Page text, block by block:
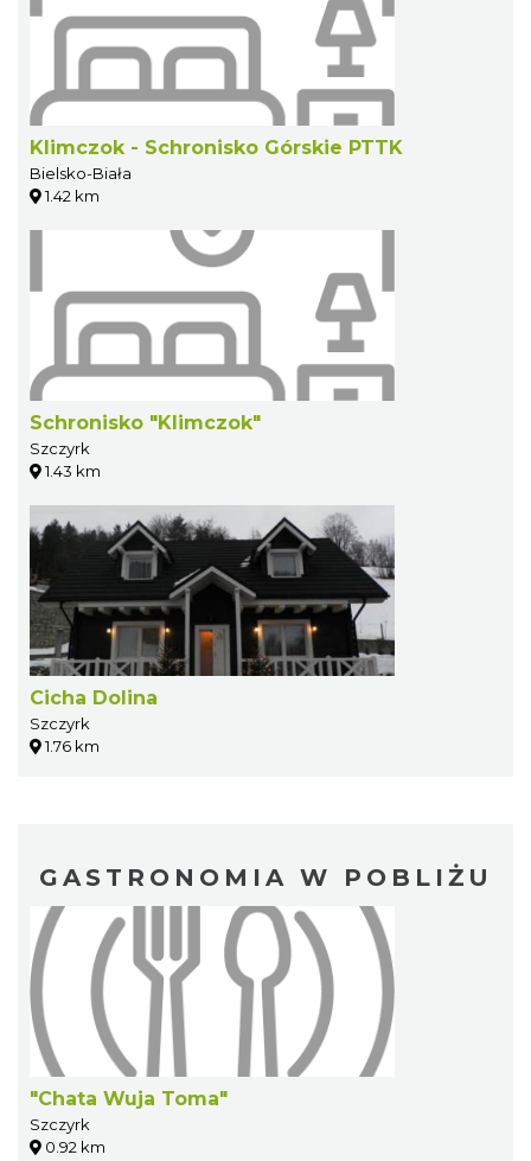
Klimczok - Schronisko Górskie PTTK
Bielsko-Biała
1.42 km
Schronisko "Klimczok"
Szczyrk
1.43 km
Cicha Dolina
Szczyrk
1.76 km
GASTRONOMIA W POBLIŻU
"Chata Wuja Toma"
Szczyrk
0.92 km